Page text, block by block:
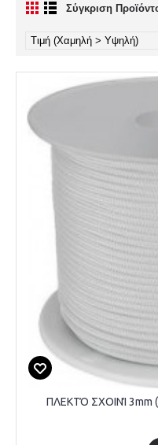
Σύγκριση
ΠΛΕΚΤΌ ΣΧΟΙΝΊ 3mm